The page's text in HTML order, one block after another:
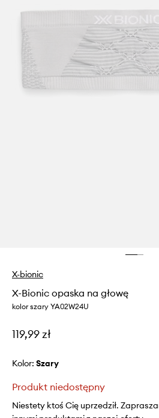
X-bionic
X-Bionic opaska na głowę
kolor szary YA02W24U
119,99 zł
Kolor: szary
Produkt niedostępny
Niestety ktoś Cię uprzedził.